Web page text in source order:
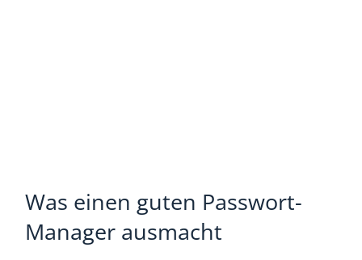
Was einen guten Passwort-
Manager ausmacht